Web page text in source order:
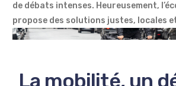
de débats intenses. Heureusement,
propose des solutions justes, locales